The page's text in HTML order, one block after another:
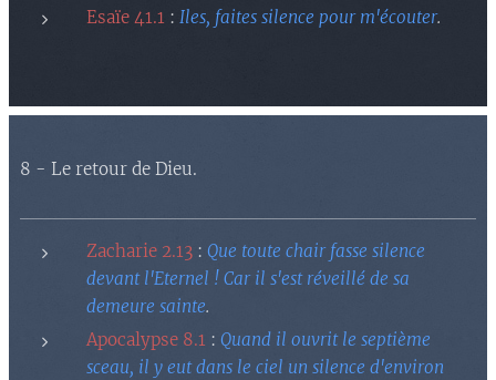
Esaïe 41.1 : Iles, faites silence pour m'écouter.
8 - Le retour de Dieu.
Zacharie 2.13 : Que toute chair fasse silence
devant l'Eternel ! Car il s'est réveillé de sa
demeure sainte.
Apocalypse 8.1 : Quand il ouvrit le septième
sceau, il y eut dans le ciel un silence d'environ